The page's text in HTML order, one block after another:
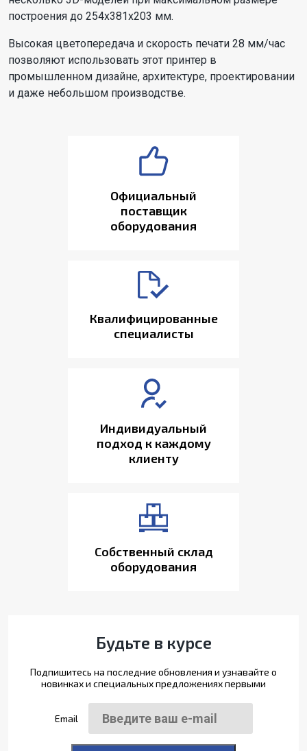
построения до 254x381x203 мм.
Высокая цветопередача и скорость печати 28 мм/час
позволяют использовать этот принтер в
промышленном дизайне, архитектуре, проектировании
и даже небольшом производстве.
Официальный
поставщик
оборудования
Квалифицированные
специалисты
Индивидуальный
подход к каждому
клиенту
Собственный склад
оборудования
Будьте в курсе
Подпишитесь на последние обновления и узнавайте о
новинках и специальных предложениях первыми
Email